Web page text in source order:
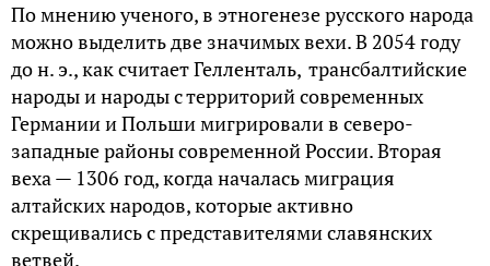
По мнению ученого, в этногенезе русского народа
можно выделить две значимых вехи. В 2054 году
до н. э., как считает Гелленталь, трансбалтийские
народы и народы с территорий современных
Германии и Польши мигрировали в северо-
западные районы современной России. Вторая
веха — 1306 год, когда началась миграция
алтайских народов, которые активно
скрещивались с представителями славянских
ветвей.